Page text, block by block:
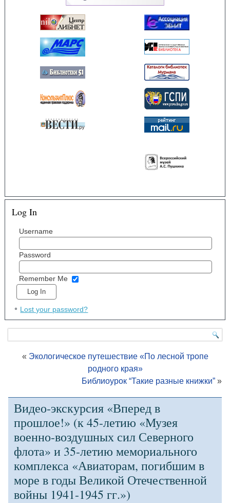
Log In
Username
Password
Remember Me
Lost your password?
« Экологическое путешествие «По лесной тропе
родного края»
Библиоурок “Такие разные книжки”»
Видео-экскурсия «Вперед в
прошлое!» (к 45-летию «Музея
военно-воздушных сил Северного
флота» и 35-летию мемориального
комплекса «Авиаторам, погибшим в
море в годы Великой Отечественной
войны 1941-1945 гг.»)